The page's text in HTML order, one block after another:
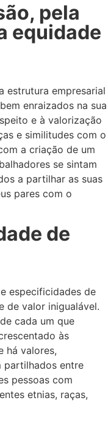
pela
equidade
estrutura empresarial
enraizados na sua
e à valorização
e similitudes com o
a criação de um
se sintam
a partilhar as suas
pares com o
de
especificidades de
de valor inigualável.
cada um que
às
há valores,
partilhados entre
pessoas com
etnias, raças,